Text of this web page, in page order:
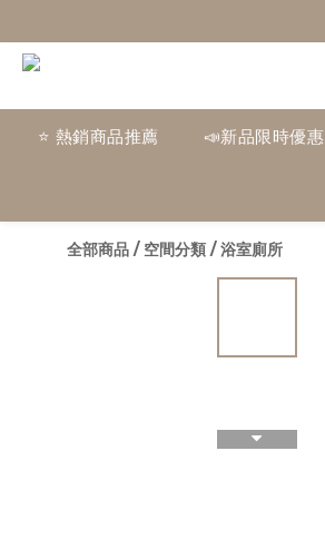
⭐ 熱銷商品推薦 📣新品限時優惠
全部商品 / 空間分類 /浴室廁所